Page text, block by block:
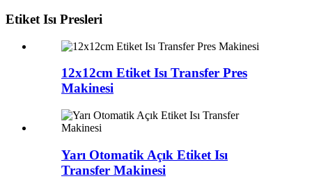
Etiket Isı Presleri
12x12cm Etiket Isı Transfer Pres
Makinesi
Yarı Otomatik Açık Etiket Isı
Transfer Makinesi